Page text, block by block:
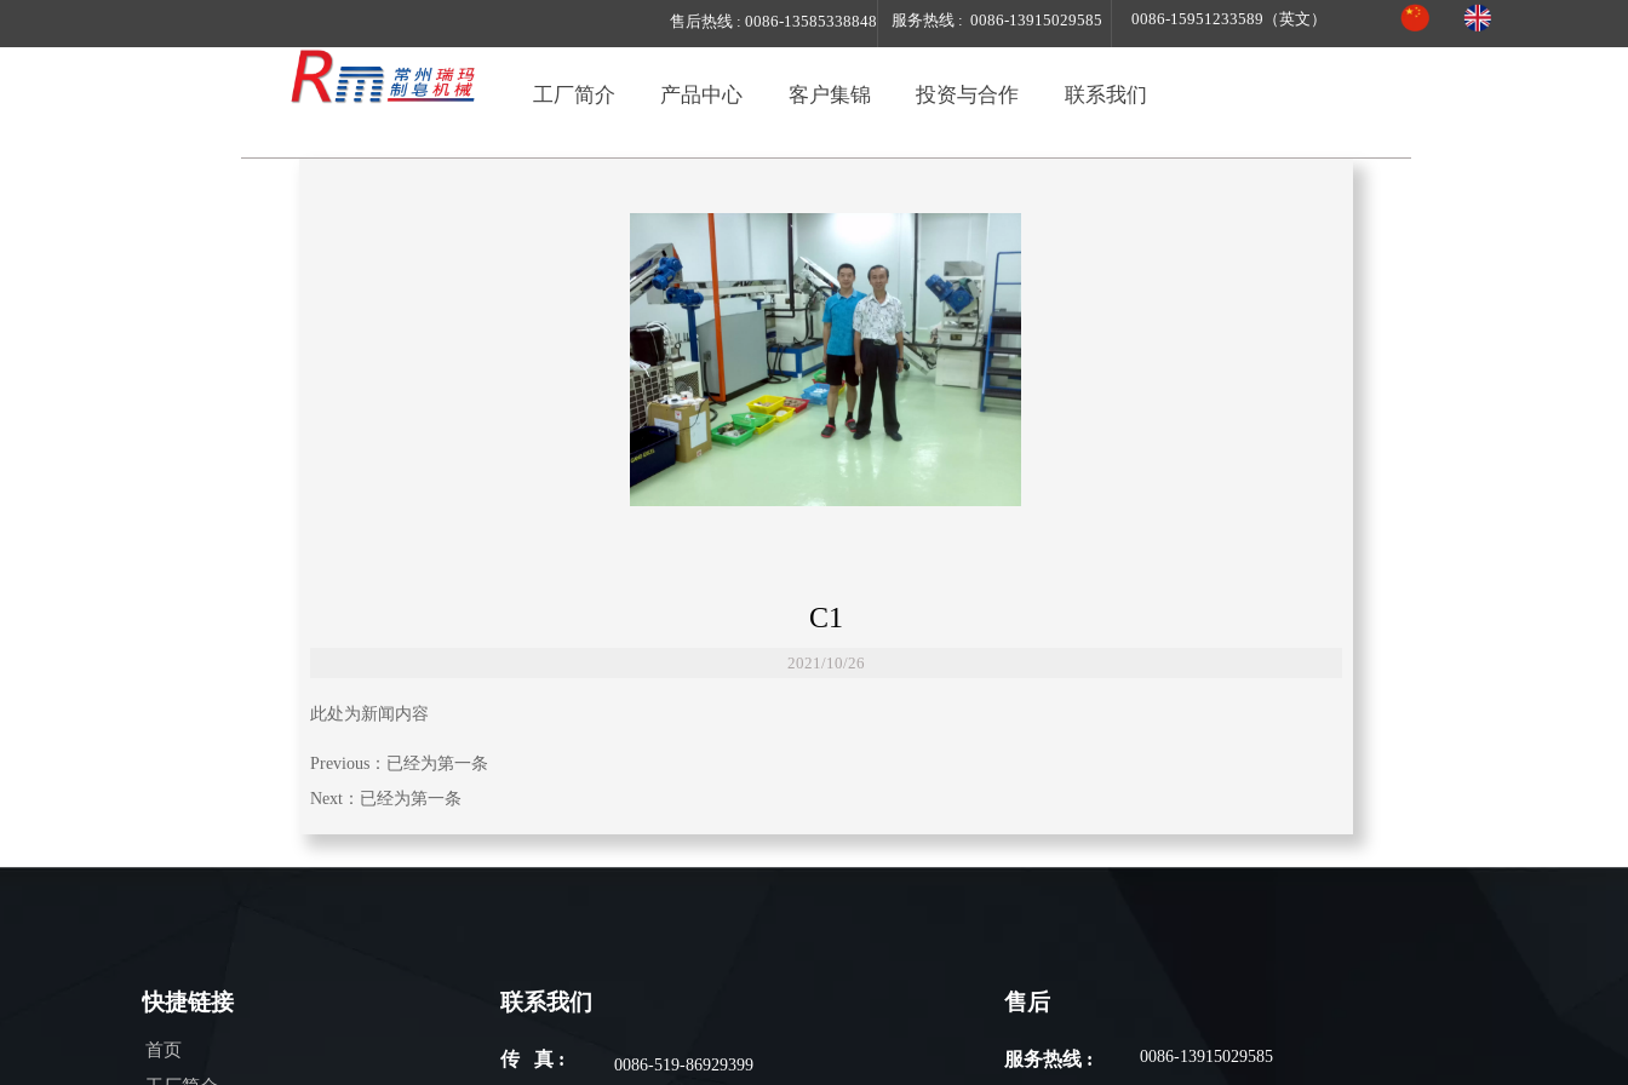
售后热线 : 0086-13585338848 服务热线 : 0086-13915029585 0086-15951233589（英文）
工厂简介 产品中心 客户集锦 投资与合作 联系我们
C1
2021/10/26
此处为新闻内容
Previous：已经为第一条
Next：已经为第一条
快捷链接
首页
联系我们
传 真 : 0086-519-86929399
售后
服务热线 :
0086-13915029585